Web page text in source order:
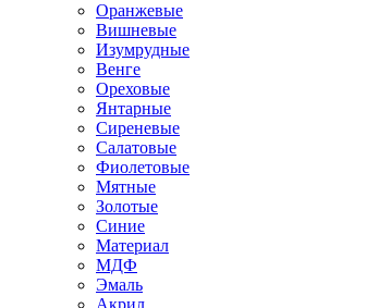
Оранжевые
Вишневые
Изумрудные
Венге
Ореховые
Янтарные
Сиреневые
Салатовые
Фиолетовые
Мятные
Золотые
Синие
Материал
МДФ
Эмаль
Акрил